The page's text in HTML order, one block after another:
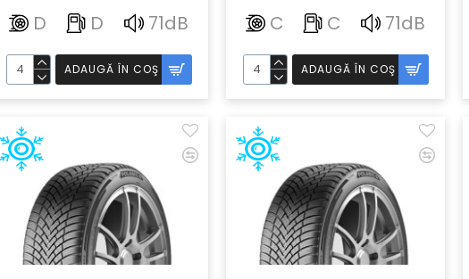
D D 71dB
ADAUGĂ ÎN COŞ
C C 71dB
ADAUGĂ ÎN COŞ